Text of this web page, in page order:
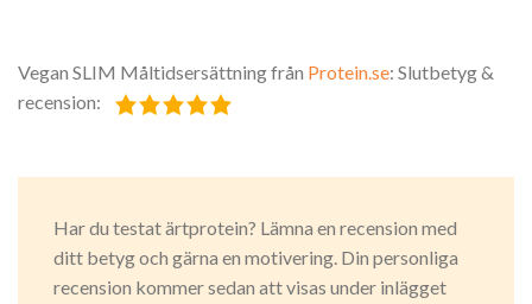
Vegan SLIM Måltidsersättning från Protein.se: Slutbetyg &
recension:
Har du testat ärtprotein? Lämna en recension med
ditt betyg och gärna en motivering. Din personliga
recension kommer sedan att visas under inlägget